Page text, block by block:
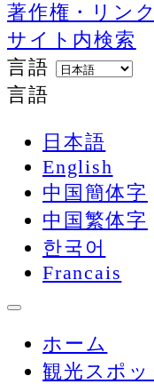
著作権・リンク
サイト内検索
言語
言語
日本語
English
中国簡体字
中国繁体字
한국어
Francais
ホーム
観光スポッ